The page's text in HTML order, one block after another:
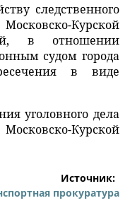
следственного
Курской
в отношении
судом города
в виде
уголовного дела
Курской
Источник:
прокуратура